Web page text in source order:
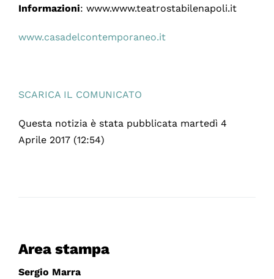
Informazioni: www.www.teatrostabilenapoli.it
www.casadelcontemporaneo.it
SCARICA IL COMUNICATO
Questa notizia è stata pubblicata martedì 4
Aprile 2017 (12:54)
Area stampa
Sergio Marra